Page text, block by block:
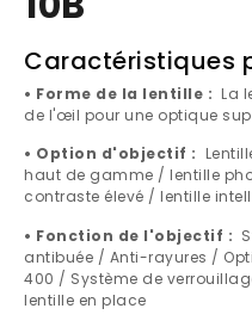
Caractéristiques
• Forme de la lentille : La
de l'œil pour une optique
• Option d'objectif :
haut de gamme / lentille
contraste élevé / lentille
• Fonction de l'objectif :
antibuée / Anti-rayures /
400 / Système de
lentille en place